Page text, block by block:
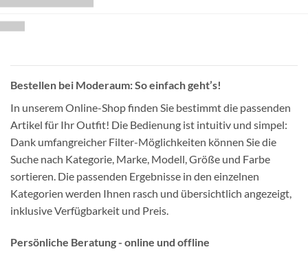
Bestellen bei Moderaum: So einfach geht’s!
In unserem Online-Shop finden Sie bestimmt die passenden
Artikel für Ihr Outfit! Die Bedienung ist intuitiv und simpel:
Dank umfangreicher Filter-Möglichkeiten können Sie die
Suche nach Kategorie, Marke, Modell, Größe und Farbe
sortieren. Die passenden Ergebnisse in den einzelnen
Kategorien werden Ihnen rasch und übersichtlich angezeigt,
inklusive Verfügbarkeit und Preis.
Persönliche Beratung - online und offline